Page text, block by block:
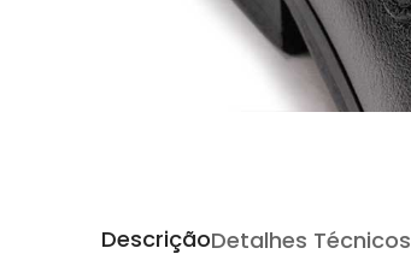
DescriçãoDetalhes Técnicos